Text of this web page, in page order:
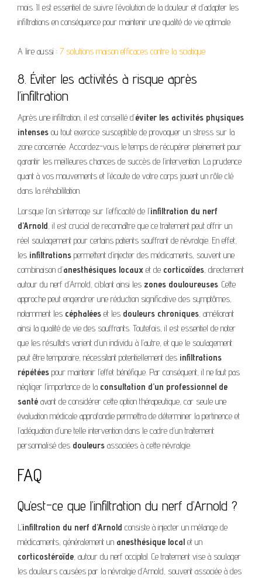
mois. Il est essentiel de suivre l’évolution de la douleur et d’adapter les
infiltrations en conséquence pour maintenir une qualité de vie optimale.
A lire aussi : 7 solutions maison efficaces contre la sciatique
8. Éviter les activités à risque après
l’infiltration
Après une infiltration, il est conseillé d’éviter les activités physiques
intenses ou tout exercice susceptible de provoquer un stress sur la
zone concernée. Accordez-vous le temps de récupérer pleinement pour
garantir les meilleures chances de succès de l’intervention. La prudence
quant à vos mouvements et l’écoute de votre corps jouent un rôle clé
dans la réhabilitation.
Lorsque l’on s’interroge sur l’efficacité de l’infiltration du nerf
d’Arnold, il est crucial de reconnaître que ce traitement peut offrir un
réel soulagement pour certains patients souffrant de névralgie. En effet,
les infiltrations permettent d’injecter des médicaments, souvent une
combinaison d’anesthésiques locaux et de corticoïdes, directement
autour du nerf d’Arnold, ciblant ainsi les zones douloureuses. Cette
approche peut engendrer une réduction significative des symptômes,
notamment les céphalées et les douleurs chroniques, améliorant
ainsi la qualité de vie des souffrants. Toutefois, il est essentiel de noter
que les résultats varient d’un individu à l’autre, et que le soulagement
peut être temporaire, nécessitant potentiellement des infiltrations
répétées pour maintenir l’effet bénéfique. Par conséquent, il ne faut pas
négliger l’importance de la consultation d’un professionnel de
santé avant de considérer cette option thérapeutique, car seule une
évaluation médicale approfondie permettra de déterminer la pertinence et
l’adéquation d’une telle intervention dans le cadre d’un traitement
personnalisé des douleurs associées à cette névralgie.
FAQ
Qu’est-ce que l’infiltration du nerf d’Arnold ?
L’infiltration du nerf d’Arnold consiste à injecter un mélange de
médicaments, généralement un anesthésique local et un
corticostéroïde, autour du nerf occipital. Ce traitement vise à soulager
les douleurs causées par la névralgie d’Arnold, souvent associée à des